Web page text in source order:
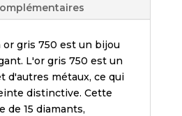
gris 750 est un bijou
L'or gris 750 est un
d'autres métaux, ce qui
distinctive. Cette
de 15 diamants,